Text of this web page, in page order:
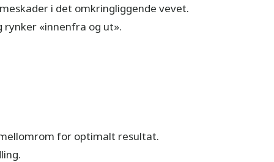
i det omkringliggende vevet.
«innenfra og ut».
for optimalt resultat.